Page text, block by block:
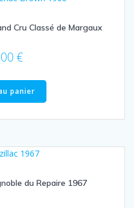
Cru Classé de Margaux
€
panier
du Repaire 1967